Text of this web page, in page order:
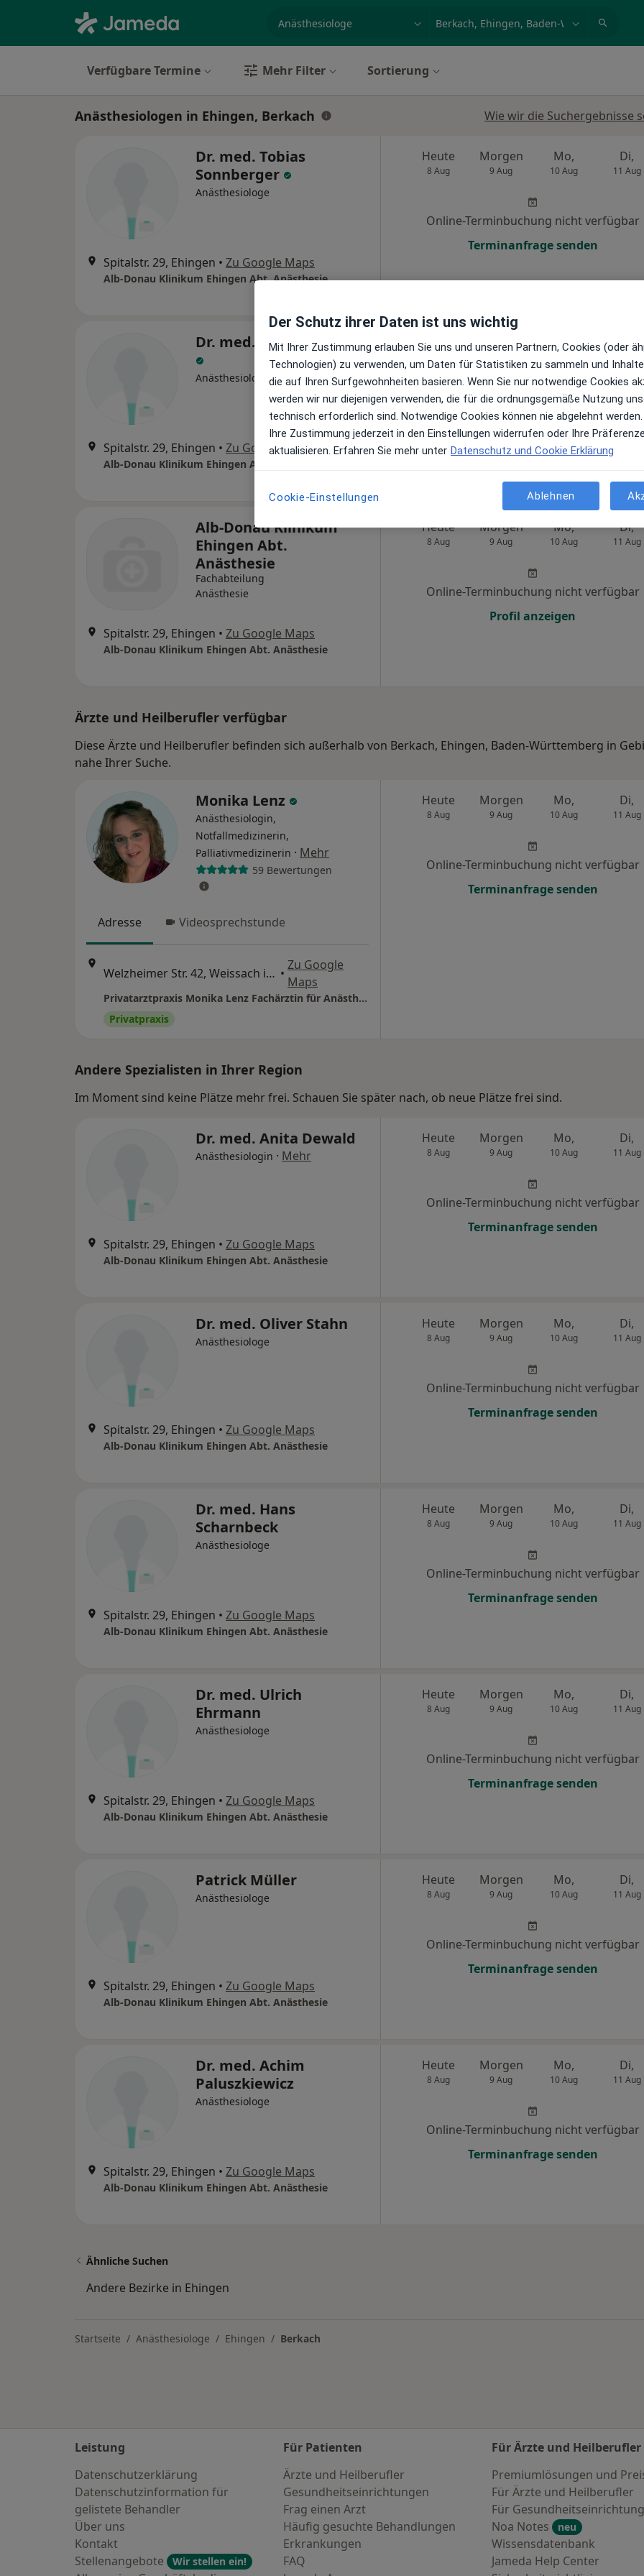
Verfügbare Termine Mehr Filter Sortierung
Anästhesiologen in Ehingen, Berkach Wie wir die Suchergebnisse
Dr. med. Tobias
Sonnberger
Anästhesiologe
Spitalstr. 29, Ehingen • Zu Google Maps
Alb-Donau Klinikum Ehingen Abt. Anästhesie
Heute
8 Aug
Morgen
9 Aug
Mo,
10 Aug
Di,
11 Aug
Online-Terminbuchung nicht verfügbar
Terminanfrage senden
Dr. med. Markus Brucke
Anästhesiologe
Spitalstr. 29, Ehingen • Zu Google Maps
Alb-Donau Klinikum Ehingen Abt. Anästhesie
Heute Morgen Mo,
10 Aug
Di,
Online-Terminbuchung nicht verfügbar
Terminanfrage senden
Alb-Donau Klinikum
Ehingen Abt.
Anästhesie
Fachabteilung
Anästhesie
Spitalstr. 29, Ehingen • Zu Google Maps
Alb-Donau Klinikum Ehingen Abt. Anästhesie
Heute
8 Aug
Morgen
9 Aug
Mo,
10 Aug
Di,
11 Aug
Online-Terminbuchung nicht verfügbar
Profil anzeigen
Ärzte und Heilberufler verfügbar
Diese Ärzte und Heilberufler befinden sich außerhalb von Berkach, Ehingen, Baden-Württemberg in
nahe Ihrer Suche.
Monika Lenz
Anästhesiologin,
Notfallmedizinerin,
Palliativmedizinerin · Mehr
59 Bewertungen
Adresse Videosprechstunde
Welzheimer Str. 42, Weissach im Tal •
Zu Google
Maps
Privatarztpraxis Monika Lenz Fachärztin für Anästhesiologie
Privatpraxis
Heute
8 Aug
Morgen
9 Aug
Mo,
10 Aug
Di,
11 Aug
Online-Terminbuchung nicht verfügbar
Terminanfrage senden
Andere Spezialisten in Ihrer Region
Im Moment sind keine Plätze mehr frei. Schauen Sie später nach, ob neue Plätze frei sind.
Dr. med. Anita Dewald
Anästhesiologin · Mehr
Spitalstr. 29, Ehingen • Zu Google Maps
Alb-Donau Klinikum Ehingen Abt. Anästhesie
Heute
8 Aug
Morgen
9 Aug
Mo,
10 Aug
Di,
11 Aug
Online-Terminbuchung nicht verfügbar
Terminanfrage senden
Dr. med. Oliver Stahn
Anästhesiologe
Spitalstr. 29, Ehingen • Zu Google Maps
Alb-Donau Klinikum Ehingen Abt. Anästhesie
Heute
8 Aug
Morgen
9 Aug
Mo,
10 Aug
Di,
11 Aug
Online-Terminbuchung nicht verfügbar
Terminanfrage senden
Dr. med. Hans
Scharnbeck
Anästhesiologe
Spitalstr. 29, Ehingen • Zu Google Maps
Alb-Donau Klinikum Ehingen Abt. Anästhesie
Heute
8 Aug
Morgen
9 Aug
Mo,
10 Aug
Di,
11 Aug
Online-Terminbuchung nicht verfügbar
Terminanfrage senden
Dr. med. Ulrich
Ehrmann
Anästhesiologe
Spitalstr. 29, Ehingen • Zu Google Maps
Alb-Donau Klinikum Ehingen Abt. Anästhesie
Heute
8 Aug
Morgen
9 Aug
Mo,
10 Aug
Di,
11 Aug
Online-Terminbuchung nicht verfügbar
Terminanfrage senden
Patrick Müller
Anästhesiologe
Spitalstr. 29, Ehingen • Zu Google Maps
Alb-Donau Klinikum Ehingen Abt. Anästhesie
Heute
8 Aug
Morgen
9 Aug
Mo,
10 Aug
Di,
11 Aug
Online-Terminbuchung nicht verfügbar
Terminanfrage senden
Dr. med. Achim
Paluszkiewicz
Anästhesiologe
Spitalstr. 29, Ehingen • Zu Google Maps
Alb-Donau Klinikum Ehingen Abt. Anästhesie
Heute
8 Aug
Morgen
9 Aug
Mo,
10 Aug
Di,
11 Aug
Online-Terminbuchung nicht verfügbar
Terminanfrage senden
Ähnliche Suchen
Andere Bezirke in Ehingen
Startseite Anästhesiologe Ehingen Berkach
Leistung
Datenschutzerklärung
Datenschutzinformation für
gelistete Behandler
Über uns
Kontakt
Stellenangebote
Wir stellen ein!
Für Patienten
Ärzte und Heilberufler
Gesundheitseinrichtungen
Frag einen Arzt
Häufig gesuchte Behandlungen
Erkrankungen
FAQ
Für Ärzte und Heilberufler
Premiumlösungen und
Für Ärzte und Heilberufler
Für
Noa Notes
neu
Wissensdatenbank
Jameda Help Center
Der Schutz ihrer Daten ist uns wichtig
Mit Ihrer Zustimmung erlauben Sie uns und unseren Partnern, Cookies (oder
Technologien) zu verwenden, um Daten für Statistiken zu sammeln und
die auf Ihren Surfgewohnheiten basieren. Wenn Sie nur notwendige Cookies
werden wir nur diejenigen verwenden, die für die ordnungsgemäße Nutzung
technisch erforderlich sind. Notwendige Cookies können nie abgelehnt werden.
Ihre Zustimmung jederzeit in den Einstellungen widerrufen oder Ihre
aktualisieren. Erfahren Sie mehr unter Datenschutz und Cookie Erklärung
Cookie-Einstellungen Ablehnen